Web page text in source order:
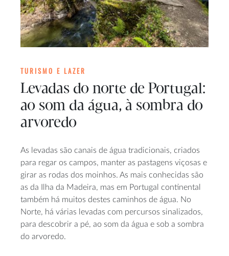
TURISMO E LAZER
Levadas do norte de Portugal:
ao som da água, à sombra do
arvoredo
As levadas são canais de água tradicionais, criados
para regar os campos, manter as pastagens viçosas e
girar as rodas dos moinhos. As mais conhecidas são
as da Ilha da Madeira, mas em Portugal continental
também há muitos destes caminhos de água. No
Norte, há várias levadas com percursos sinalizados,
para descobrir a pé, ao som da água e sob a sombra
do arvoredo.